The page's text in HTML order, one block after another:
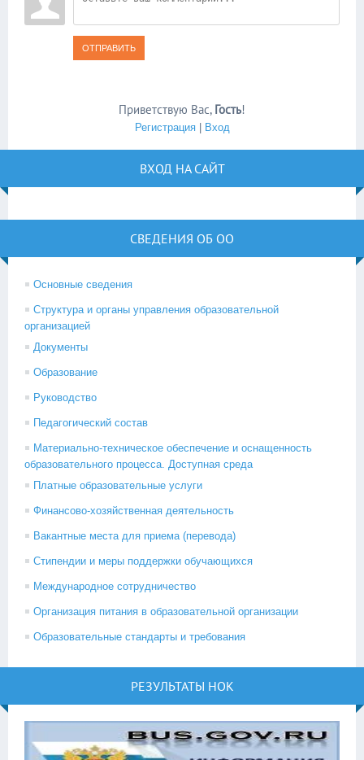
ОТПРАВИТЬ
Приветствую Вас, Гость!
Регистрация| Вход
ВХОД НА САЙТ
СВЕДЕНИЯ ОБ ОО
Основные сведения
Структура и органы управления образовательной
организацией
Документы
Образование
Руководство
Педагогический состав
Материально-техническое обеспечение и оснащенность
образовательного процесса. Доступная среда
Платные образовательные услуги
Финансово-хозяйственная деятельность
Вакантные места для приема (перевода)
Стипендии и меры поддержки обучающихся
Международное сотрудничество
Организация питания в образовательной организации
Образовательные стандарты и требования
РЕЗУЛЬТАТЫ НОК